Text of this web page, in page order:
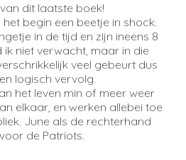
dit laatste boek!
begin een beetje in shock.
in de tijd en zijn ineens 8
niet verwacht, maar in die
veel gebeurt dus
logisch vervolg.
het leven min of meer weer
elkaar, en werken allebei toe
June als de rechterhand
de Patriots.